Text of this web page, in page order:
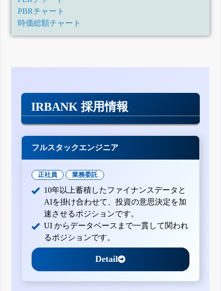
PBRチャート
時価総額チャート
IRBANK 採用情報
フルスタックエンジニア
正社員 業務委託
10年以上蓄積したファイナンスデータと
AIを掛け合わせて、投資の意思決定を加
速させるポジションです。
UI からデータベースまで一貫して関われ
るポジションです。
Detail